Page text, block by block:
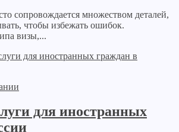
сопровождается множеством деталей,
чтобы избежать ошибок.
визы,...
для иностранных